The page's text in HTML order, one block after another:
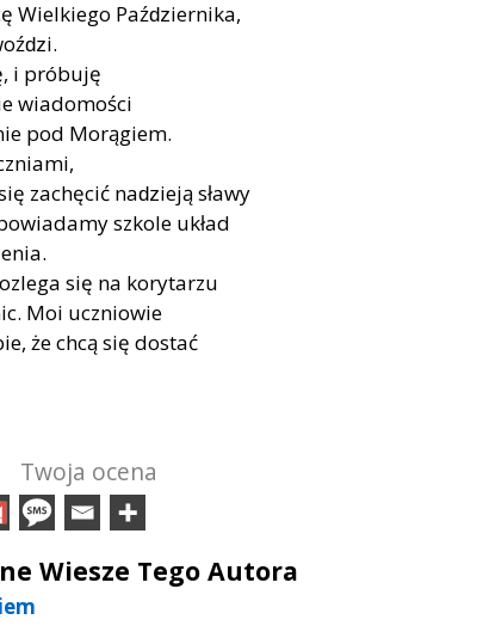
Wielkiego Paźǳiernika,
i próbuję
wiadomości
pod Morągiem.
zachęcić naǳieją sławy
szkole układ
się na korytarzu
Moi uczniowie
że chcą się dostać
Twoja ocena
Wiesze Tego Autora